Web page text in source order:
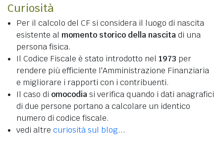
Curiosità
Per il calcolo del CF si considera il luogo di nascita
esistente al momento storico della nascitadi una
persona fisica.
Il Codice Fiscale è stato introdotto nel 1973 per
rendere più efficiente l'Amministrazione Finanziaria
e migliorare i rapporti con i contribuenti.
Il caso di omocodiasi verifica quando i dati anagrafici
di due persone portano a calcolare un identico
numero di codice fiscale.
vedi altre curiosità sul blog...